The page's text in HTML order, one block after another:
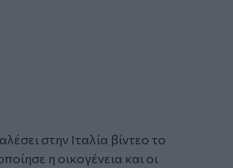
στην Ιταλία βίντεο το
η οικογένεια και οι